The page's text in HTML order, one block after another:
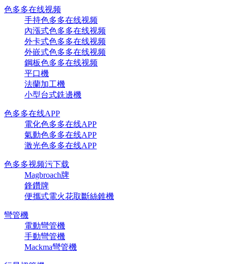
色多多在线视频
手持色多多在线视频
內漲式色多多在线视频
外卡式色多多在线视频
外嵌式色多多在线视频
鋼板色多多在线视频
平口機
法蘭加工機
小型台式銑邊機
色多多在线APP
電化色多多在线APP
氣動色多多在线APP
激光色多多在线APP
色多多视频污下载
Magbroach牌
鋒鑽牌
便攜式電火花取斷絲錐機
彎管機
電動彎管機
手動彎管機
Mackma彎管機